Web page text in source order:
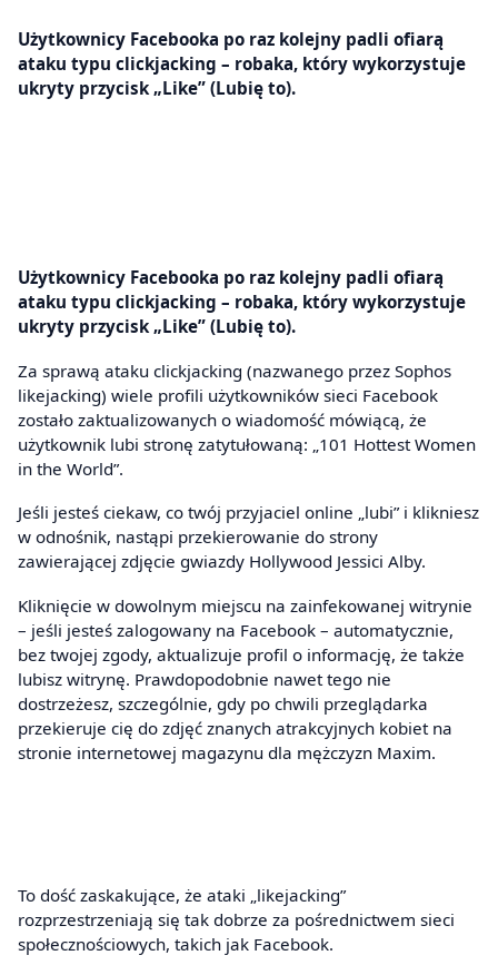
Użytkownicy Facebooka po raz kolejny padli ofiarą
ataku typu clickjacking – robaka, który wykorzystuje
ukryty przycisk „Like” (Lubię to).
Użytkownicy Facebooka po raz kolejny padli ofiarą
ataku typu clickjacking – robaka, który wykorzystuje
ukryty przycisk „Like” (Lubię to).
Za sprawą ataku clickjacking (nazwanego przez Sophos
likejacking) wiele profili użytkowników sieci Facebook
zostało zaktualizowanych o wiadomość mówiącą, że
użytkownik lubi stronę zatytułowaną: „101 Hottest Women
in the World”.
Jeśli jesteś ciekaw, co twój przyjaciel online „lubi” i klikniesz
w odnośnik, nastąpi przekierowanie do strony
zawierającej zdjęcie gwiazdy Hollywood Jessici Alby.
Kliknięcie w dowolnym miejscu na zainfekowanej witrynie
– jeśli jesteś zalogowany na Facebook – automatycznie,
bez twojej zgody, aktualizuje profil o informację, że także
lubisz witrynę. Prawdopodobnie nawet tego nie
dostrzeżesz, szczególnie, gdy po chwili przeglądarka
przekieruje cię do zdjęć znanych atrakcyjnych kobiet na
stronie internetowej magazynu dla mężczyzn Maxim.
To dość zaskakujące, że ataki „likejacking”
rozprzestrzeniają się tak dobrze za pośrednictwem sieci
społecznościowych, takich jak Facebook.